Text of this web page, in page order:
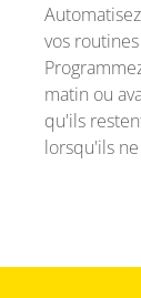
vos
matin ou
qu'ils
lorsqu'ils